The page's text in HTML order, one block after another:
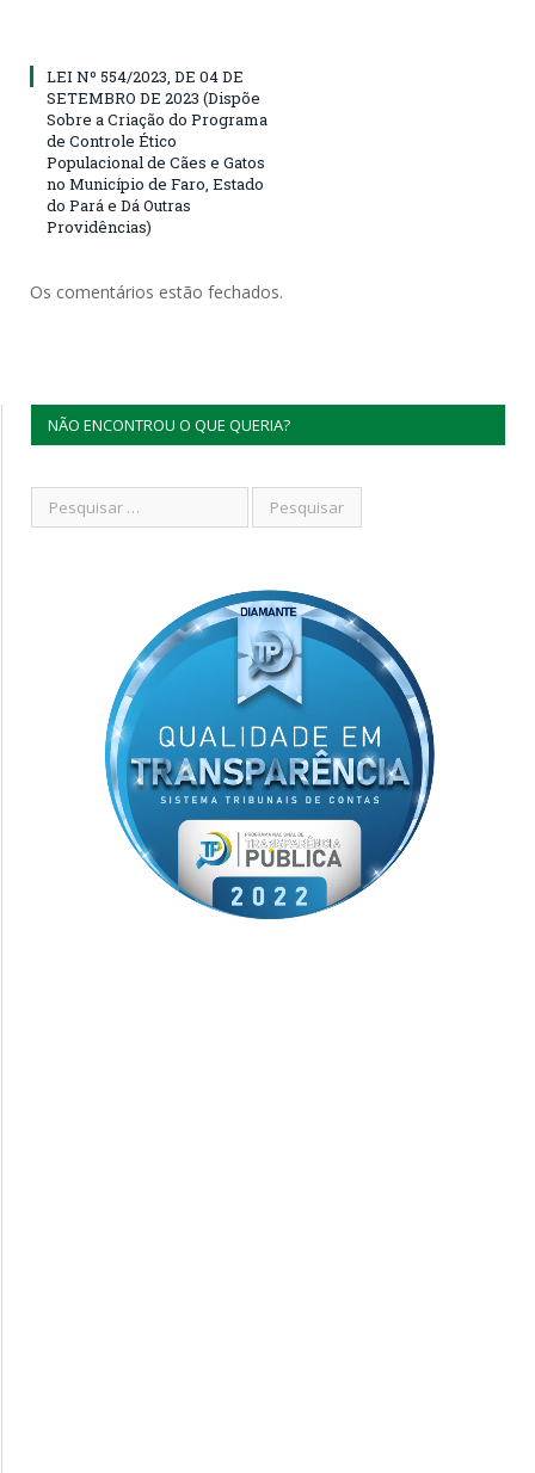
LEI Nº 554/2023, DE 04 DE
SETEMBRO DE 2023 (Dispõe
Sobre a Criação do Programa
de Controle Ético
Populacional de Cães e Gatos
no Município de Faro, Estado
do Pará e Dá Outras
Providências)
Os comentários estão fechados.
NÃO ENCONTROU O QUE QUERIA?